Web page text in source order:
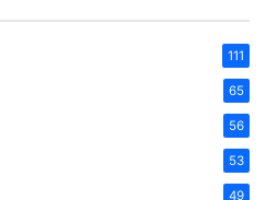
111
65
56
53
49